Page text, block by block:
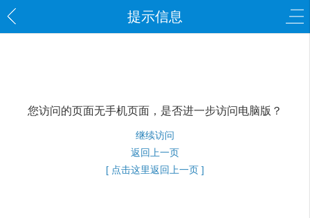
提示信息
您访问的页面无手机页面，是否进一步访问电脑版？
继续访问
返回上一页
[ 点击这里返回上一页 ]